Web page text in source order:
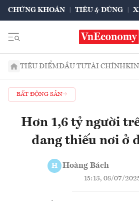
CHỨNG KHOÁN TIÊU & DÙNG
TIÊU ĐIỂMĐẦU TƯTÀI CHÍNH
BẤT ĐỘNG SẢN
Hơn 1,6 tỷ người
đang thiếu nơi ở
H Hoàng Bách
15:13, 08/07/